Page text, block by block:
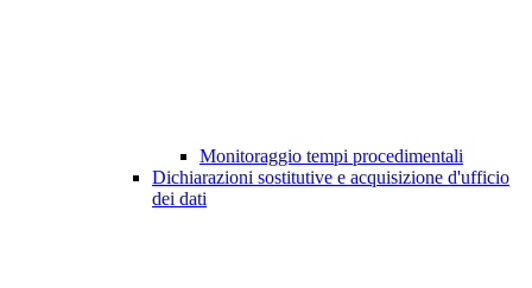
Monitoraggio tempi procedimentali
Dichiarazioni sostitutive e acquisizione d'ufficio
dei dati